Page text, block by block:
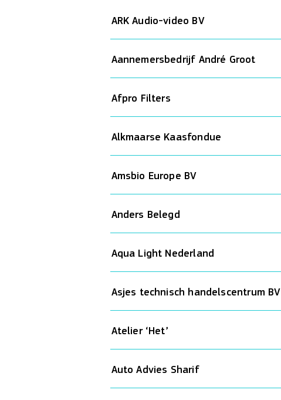
ARK Audio-video BV
Aannemersbedrijf André Groot
Afpro Filters
Alkmaarse Kaasfondue
Amsbio Europe BV
Anders Belegd
Aqua Light Nederland
Asjes technisch handelscentrum BV
Atelier ‘Het’
Auto Advies Sharif